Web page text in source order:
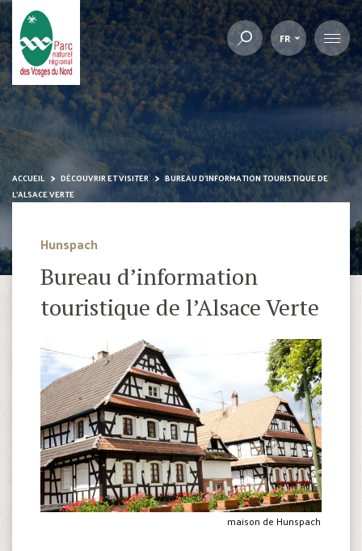
FR
ACCUEIL DÉCOUVRIR ET VISITER
BUREAU D’INFORMATION TOURISTIQUE DE
L’ALSACE VERTE
Hunspach
Bureau d’information
touristique de l’Alsace Verte
maison de Hunspach